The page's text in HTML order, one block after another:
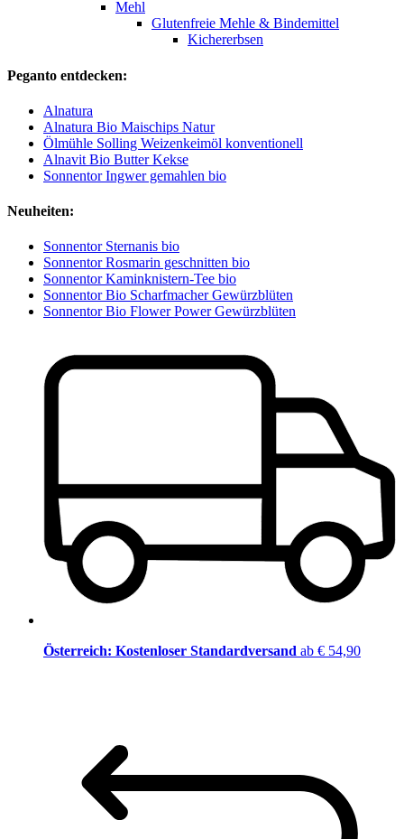
Mehl
Glutenfreie Mehle & Bindemittel
Kichererbsen
Peganto entdecken:
Alnatura
Alnatura Bio Maischips Natur
Ölmühle Solling Weizenkeimöl konventionell
Alnavit Bio Butter Kekse
Sonnentor Ingwer gemahlen bio
Neuheiten:
Sonnentor Sternanis bio
Sonnentor Rosmarin geschnitten bio
Sonnentor Kaminknistern-Tee bio
Sonnentor Bio Scharfmacher Gewürzblüten
Sonnentor Bio Flower Power Gewürzblüten
Österreich: Kostenloser Standardversand ab € 54,90